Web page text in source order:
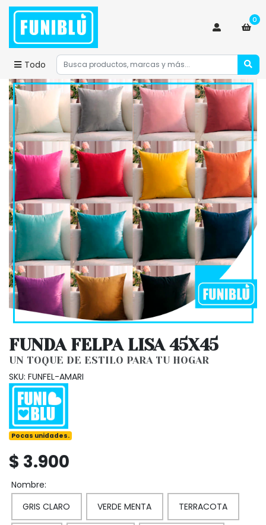
Todo
0
FUNDA FELPA LISA 45X45
UN TOQUE DE ESTILO PARA TU HOGAR
SKU: FUNFEL-AMARI
Pocas unidades.
$ 3.900
Nombre:
GRIS CLARO
VERDE MENTA TERRACOTA